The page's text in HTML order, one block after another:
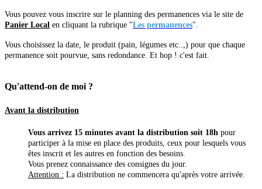
Vous pouvez vous inscrire sur le planning des permanences via le site de
Panier Local en cliquant la rubrique "Les permanences".
Vous choisissez la date, le produit (pain, légumes etc..,) pour que chaque
permanence soit pourvue, sans redondance. Et hop ! c'est fait.
Qu'attend-on de moi ?
Avant la distribution
Vous arrivez 15 minutes avant la distribution soit 18h pour
participer à la mise en place des produits, ceux pour lesquels vous
êtes inscrit et les autres en fonction des besoins.
Vous prenez connaissance des consignes du jour.
Attention : La distribution ne commencera qu'après votre arrivée.